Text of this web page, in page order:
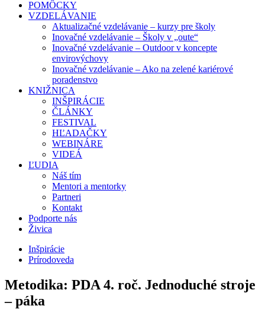
POMÔCKY
VZDELÁVANIE
Aktualizačné vzdelávanie – kurzy pre školy
Inovačné vzdelávanie – Školy v „oute“
Inovačné vzdelávanie – Outdoor v koncepte
envirovýchovy
Inovačné vzdelávanie – Ako na zelené kariérové
poradenstvo
KNIŽNICA
INŠPIRÁCIE
ČLÁNKY
FESTIVAL
HĽADAČKY
WEBINÁRE
VIDEÁ
ĽUDIA
Náš tím
Mentori a mentorky
Partneri
Kontakt
Podporte nás
Živica
Inšpirácie
Prírodoveda
Metodika: PDA 4. roč. Jednoduché stroje
– páka